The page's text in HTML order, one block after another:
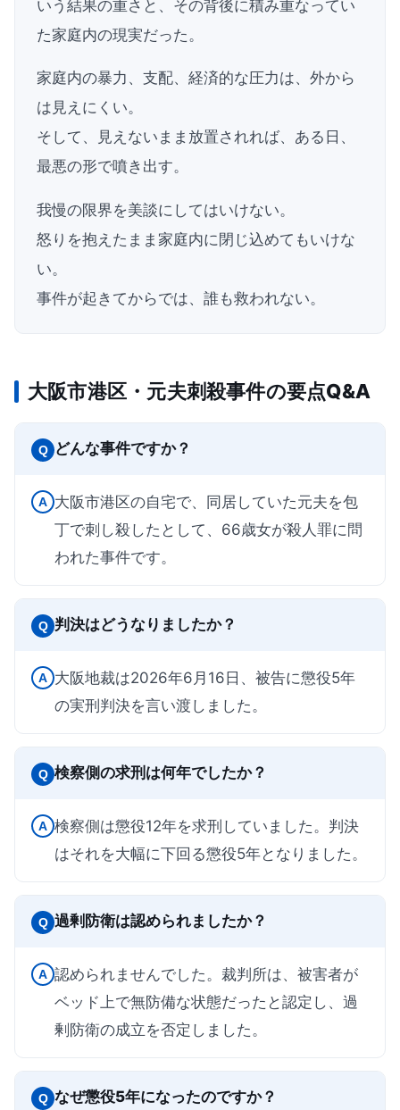
いう結果の重さと、その背後に積み重なってい
た家庭内の現実だった。
家庭内の暴力、支配、経済的な圧力は、外から
は見えにくい。
そして、見えないまま放置されれば、ある日、
最悪の形で噴き出す。
我慢の限界を美談にしてはいけない。
怒りを抱えたまま家庭内に閉じ込めてもいけな
い。
事件が起きてからでは、誰も救われない。
大阪市港区・元夫刺殺事件の要点Q&A
Q どんな事件ですか？
A 大阪市港区の自宅で、同居していた元夫を包
丁で刺し殺したとして、66歳女が殺人罪に問
われた事件です。
Q 判決はどうなりましたか？
A 大阪地裁は2026年6月16日、被告に懲役5年
の実刑判決を言い渡しました。
Q 検察側の求刑は何年でしたか？
A 検察側は懲役12年を求刑していました。判決
はそれを大幅に下回る懲役5年となりました。
Q 過剰防衛は認められましたか？
A 認められませんでした。裁判所は、被害者が
ベッド上で無防備な状態だったと認定し、過
剰防衛の成立を否定しました。
Q なぜ懲役5年になったのですか？